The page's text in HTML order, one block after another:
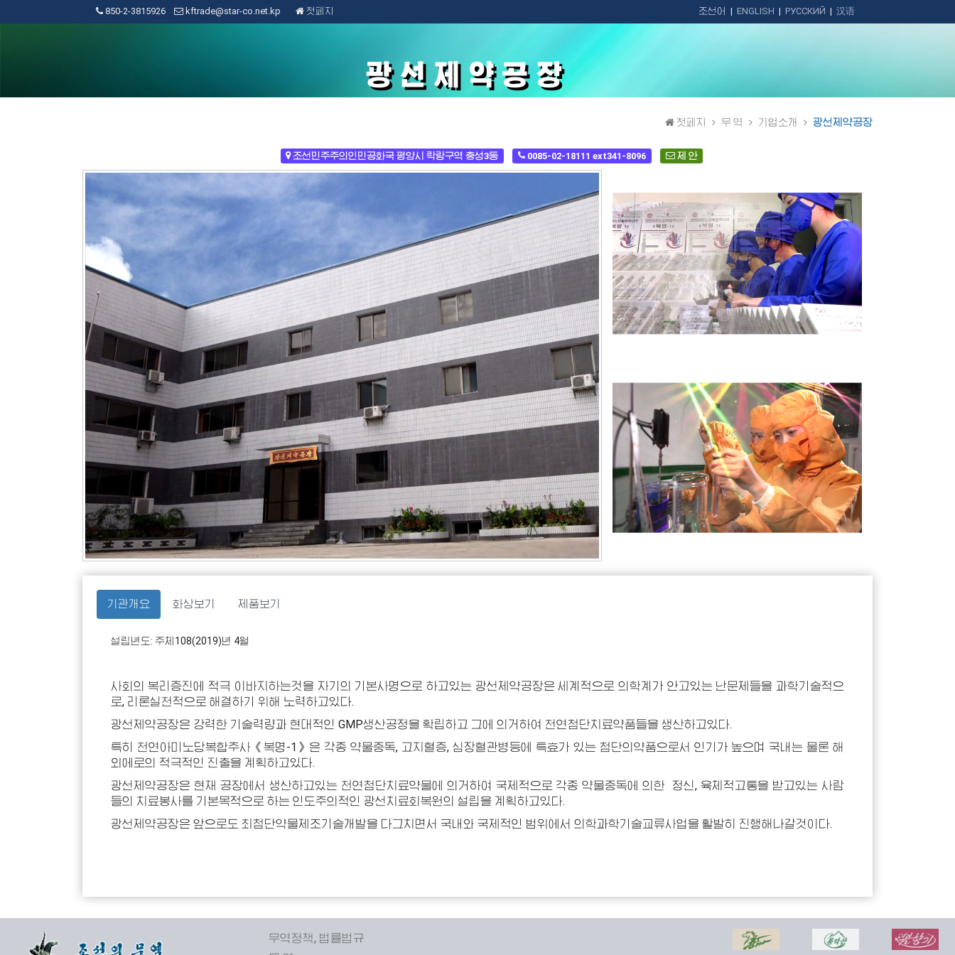
850-2-3815926 kftrade@star-co.net.kp 첫페지 | 汉语
| РУССКИЙ
| ENGLISH
조선어
광선제약공장
첫페지 무 역 기업소개 광선제약공장
조선민주주의인민공화국 평양시 락랑구역 충성3동 0085-02-18111 ext341-8096 제 안
기관개요 화상보기 제품보기
설립년도: 주체 108(2019)년 4월
사회의 복리증진에 적극 이바지하는것을 자기의 기본사명으로 하고있는 광선제약공장은 세계적으로 의학계가 안고있는 난문제들을 과학기술적으
로, 리론실천적으로 해결하기 위해 노력하고있다.
광선제약공장은 강력한 기술력량과 현대적인 GMP생산공정을 확립하고 그에 의거하여 천연첨단치료약품들을 생산하고있다.
특히 천연아미노당복합주사《복명-1》은 각종 약물중독, 고지혈증, 심장혈관병등에 특효가 있는 첨단의약품으로서 인기가 높으며 국내는 물론 해
외에로의 적극적인 진출을 계획하고있다.
광선제약공장은 현재 공장에서 생산하고있는 천연첨단치료약물에 의거하여 국제적으로 각종 약물중독에 의한 정신, 육체적고통을 받고있는 사람
들의 치료봉사를 기본목적으로 하는 인도주의적인 광선치료회복원의 설립을 계획하고있다.
광선제약공장은 앞으로도 최첨단약물제조기술개발을 다그치면서 국내와 국제적인 범위에서 의학과학기술교류사업을 활발히 진행해나갈것이다.
무역정책, 법률법규